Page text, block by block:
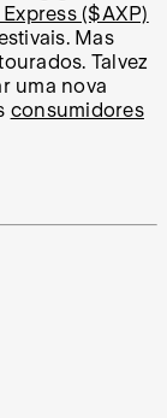
($AXP)
Mas
Talvez
uma nova
consumidores